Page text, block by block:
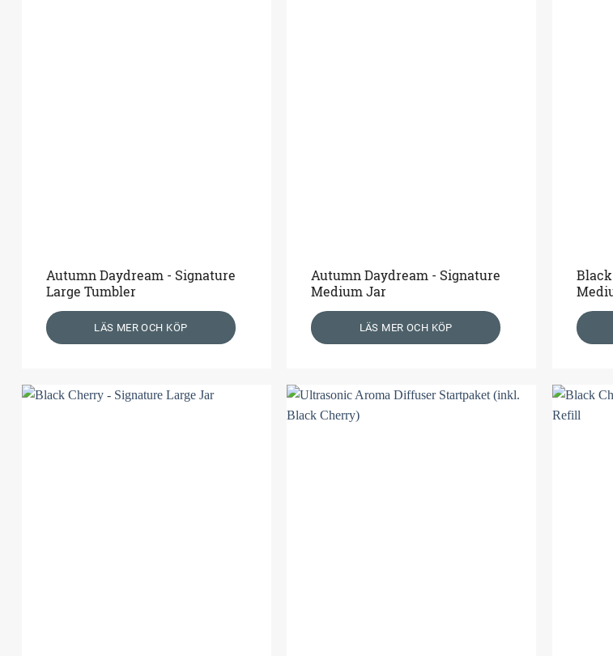
Autumn Daydream - Signature
Large Tumbler
LÄS MER OCH KÖP
Autumn Daydream - Signature
Medium Jar
LÄS MER OCH KÖP